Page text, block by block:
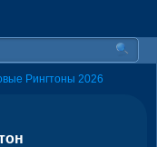
Рингтоны 2026